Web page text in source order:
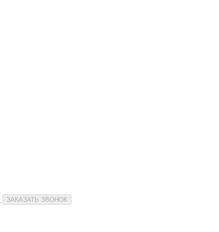
ЗАКАЗАТЬ ЗВОНОК